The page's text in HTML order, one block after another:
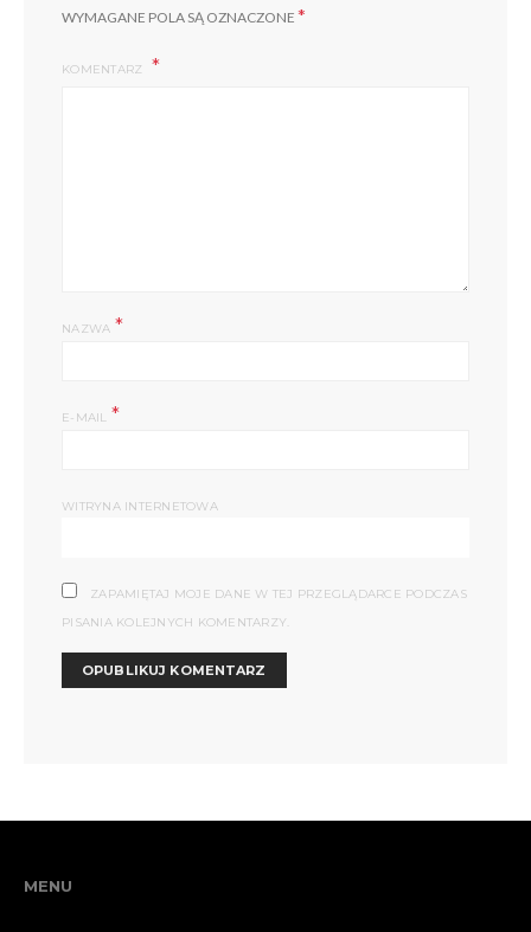
WYMAGANE POLA SĄ OZNACZONE *
KOMENTARZ
NAZWA *
E-MAIL *
WITRYNA INTERNETOWA
ZAPAMIĘTAJ MOJE DANE W TEJ PRZEGLĄDARCE PODCZAS
PISANIA KOLEJNYCH KOMENTARZY.
MENU